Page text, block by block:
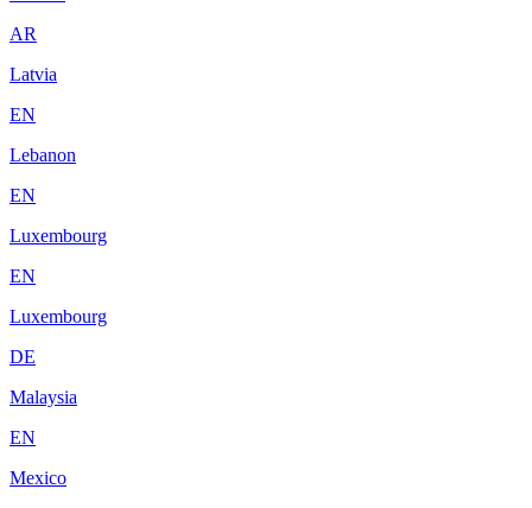
AR
Latvia
EN
Lebanon
EN
Luxembourg
EN
Luxembourg
DE
Malaysia
EN
Mexico